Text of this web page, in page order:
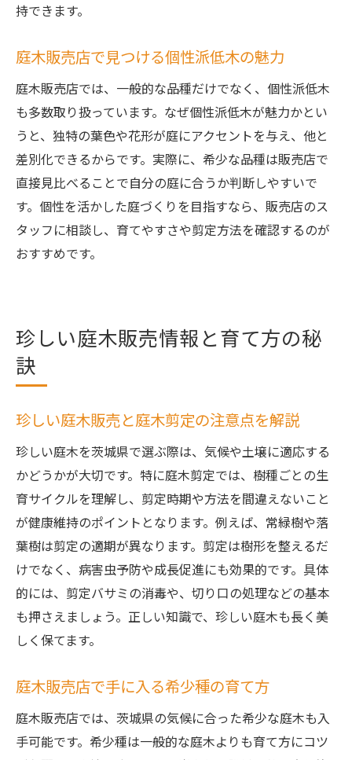
持できます。
庭木販売店で見つける個性派低木の魅力
庭木販売店では、一般的な品種だけでなく、個性派低木
も多数取り扱っています。なぜ個性派低木が魅力かとい
うと、独特の葉色や花形が庭にアクセントを与え、他と
差別化できるからです。実際に、希少な品種は販売店で
直接見比べることで自分の庭に合うか判断しやすいで
す。個性を活かした庭づくりを目指すなら、販売店のス
タッフに相談し、育てやすさや剪定方法を確認するのが
おすすめです。
珍しい庭木販売情報と育て方の秘
訣
珍しい庭木販売と庭木剪定の注意点を解説
珍しい庭木を茨城県で選ぶ際は、気候や土壌に適応する
かどうかが大切です。特に庭木剪定では、樹種ごとの生
育サイクルを理解し、剪定時期や方法を間違えないこと
が健康維持のポイントとなります。例えば、常緑樹や落
葉樹は剪定の適期が異なります。剪定は樹形を整えるだ
けでなく、病害虫予防や成長促進にも効果的です。具体
的には、剪定バサミの消毒や、切り口の処理などの基本
も押さえましょう。正しい知識で、珍しい庭木も長く美
しく保てます。
庭木販売店で手に入る希少種の育て方
庭木販売店では、茨城県の気候に合った希少な庭木も入
手可能です。希少種は一般的な庭木よりも育て方にコツ